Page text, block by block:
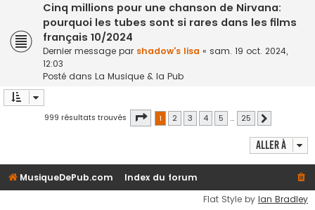
Cinq millions pour une chanson de Nirvana:
pourquoi les tubes sont si rares dans les films
français 10/2024
Dernier message par shadow's lisa « sam. 19 oct. 2024,
12:03
Posté dans La Musique & la Pub
999 résultats trouvés Page 1sur25
1 2 3 4 5 … 25
Aller à
MusiqueDePub.com
Index du forum
Flat Style by Ian Bradley